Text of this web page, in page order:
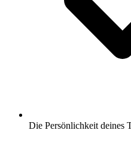
Die Persönlichkeit deines